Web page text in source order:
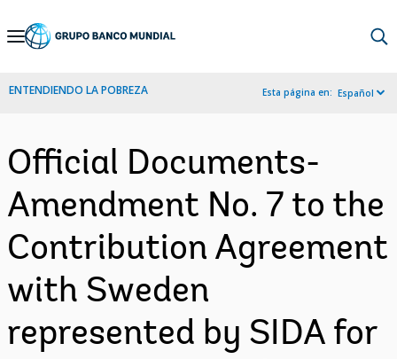
Skip
Navigation
ENTENDIENDO LA POBREZA Esta página en: Español
Official Documents-
Amendment No. 7 to the
Contribution Agreement
with Sweden
represented by SIDA for